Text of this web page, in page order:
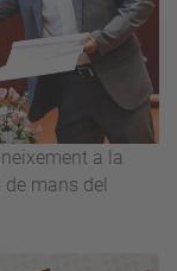
a la
mans del